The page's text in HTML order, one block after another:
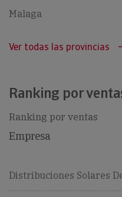
Malaga
Ver todas las provincias
Ranking por
Ranking por ventas
Empresa
Distribuciones Solares